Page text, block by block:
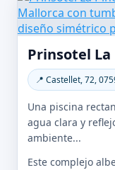
Prinsotel La
📍 Castellet, 72,
Una piscina
agua clara y
ambiente...
Este complejo